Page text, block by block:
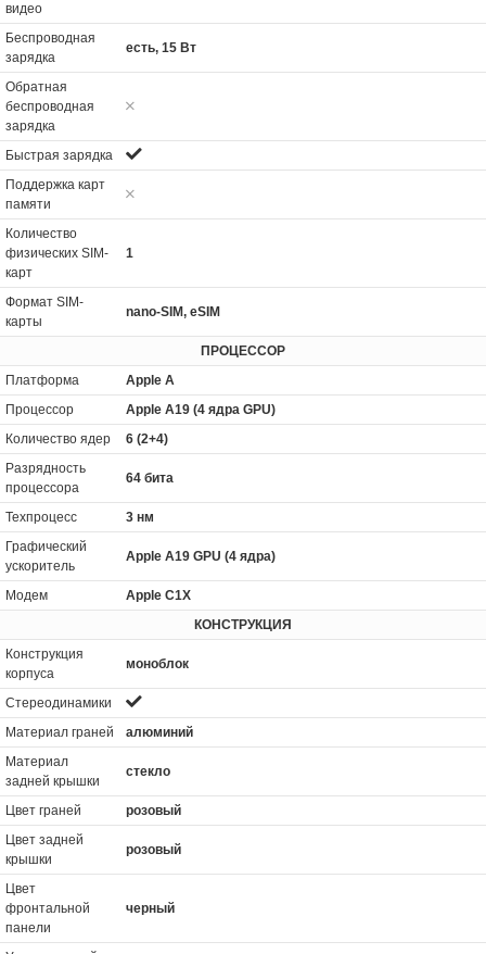
видео
Беспроводная
зарядка
есть, 15 Вт
Обратная
беспроводная
зарядка
Быстрая зарядка
Поддержка карт
памяти
Количество
физических SIM-
карт
1
Формат SIM-
карты
nano-SIM, eSIM
ПРОЦЕССОР
Платформа
Apple A
Процессор
Apple A19 (4 ядра GPU)
Количество ядер
6 (2+4)
Разрядность
процессора
64 бита
Техпроцесс
3 нм
Графический
ускоритель
Apple A19 GPU (4 ядра)
Модем
Apple C1X
КОНСТРУКЦИЯ
Конструкция
корпуса
моноблок
Стереодинамики
Материал граней
алюминий
Материал
задней крышки
стекло
Цвет граней
розовый
Цвет задней
крышки
розовый
Цвет
фронтальной
панели
черный